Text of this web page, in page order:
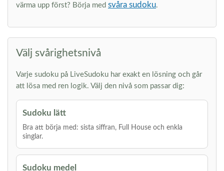
värma upp först? Börja med svåra sudoku.
Välj svårighetsnivå
Varje sudoku på LiveSudoku har exakt en lösning och går
att lösa med ren logik. Välj den nivå som passar dig:
Sudoku lätt
Bra att börja med: sista siffran, Full House och enkla
singlar.
Sudoku medel